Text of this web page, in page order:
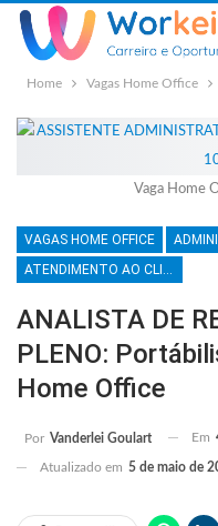
Home Vagas Home Office
Vaga Home
VAGAS HOME OFFICE
ATENDIMENTO AO CLIENTE
ANALISTA DE
PLENO:
Home Office
Por Vanderlei Goulart Em
Atualizado em 5 de maio de